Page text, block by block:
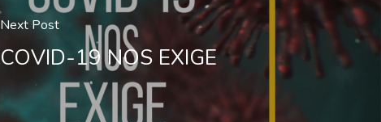
Next Post
COVID-19 NOS EXIGE